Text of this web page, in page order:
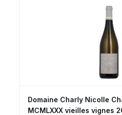
Domaine Charly Nicolle
MCMLXXX vieilles vignes